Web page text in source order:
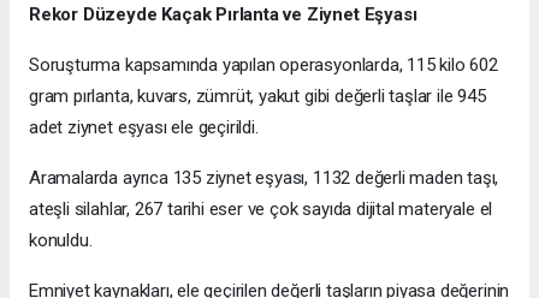
Rekor Düzeyde Kaçak Pırlanta ve Ziynet Eşyası
Soruşturma kapsamında yapılan operasyonlarda, 115 kilo 602
gram pırlanta, kuvars, zümrüt, yakut gibi değerli taşlar ile 945
adet ziynet eşyası ele geçirildi.
Aramalarda ayrıca 135 ziynet eşyası, 1132 değerli maden taşı,
ateşli silahlar, 267 tarihi eser ve çok sayıda dijital materyale el
konuldu.
Emniyet kaynakları, ele geçirilen değerli taşların piyasa değerinin